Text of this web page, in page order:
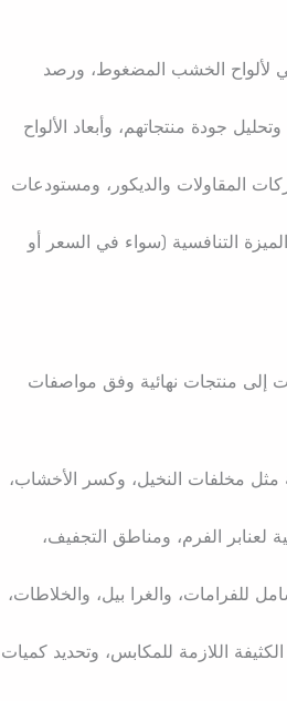
لألواح الخشب المضغوط، ورصد
جودة منتجاتهم، وأبعاد الألواح
المقاولات والديكور، ومستودعات
التنافسية (سواء في السعر أو
إلى منتجات نهائية وفق مواصفات
مثل مخلفات النخيل، وكسر الأخشاب،
لعنابر الفرم، ومناطق التجفيف،
للفرامات، والغرا بيل، والخلاطات،
اللازمة للمكابس، وتحديد كميات